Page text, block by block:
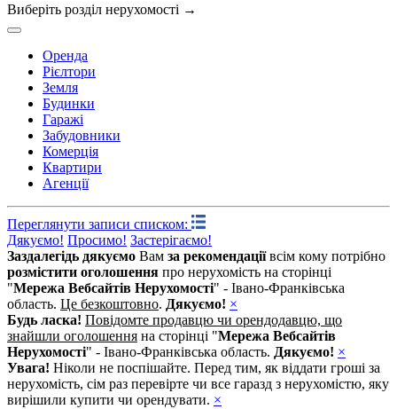
Виберіть розділ нерухомості →
Оренда
Рієлтори
Земля
Будинки
Гаражі
Забудовники
Комерція
Квартири
Агенції
Переглянути записи списком:
Дякуємо! Просимо! Застерігаємо!
Заздалегідь дякуємо Вам за рекомендаціївсім кому потрібно
розмістити оголошення про нерухомість на сторінці
"Мережа Вебсайтів Нерухомості" - Івано-Франківська
область. Це безкоштовно. Дякуємо! ×
Будь ласка! Повідомте продавцю чи орендодавцю, що
знайшли оголошення на сторінці "Мережа Вебсайтів
Нерухомості" - Івано-Франківська область. Дякуємо! ×
Увага! Ніколи не поспішайте. Перед тим, як віддати гроші за
нерухомість, сім раз перевірте чи все гаразд з нерухомістю, яку
вирішили купити чи орендувати. ×